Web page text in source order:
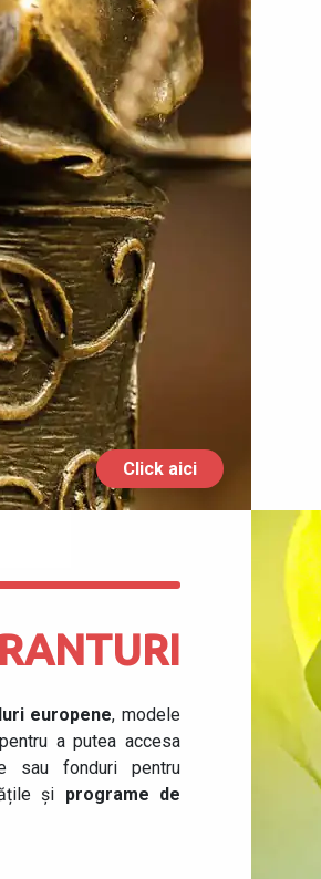
Click aici
europene, modele
a putea accesa
sau fonduri pentru
și programe de